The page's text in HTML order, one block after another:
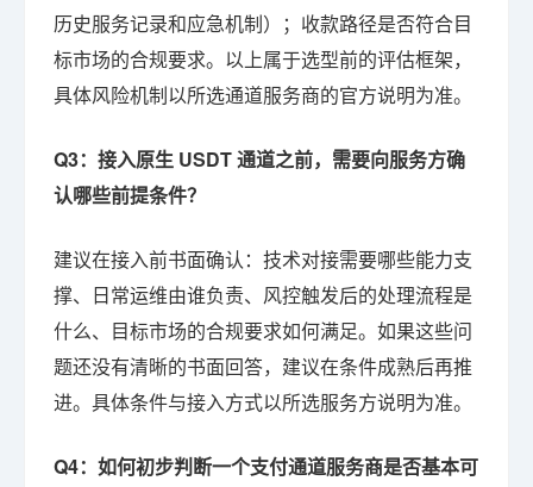
历史服务记录和应急机制）；收款路径是否符合目
标市场的合规要求。以上属于选型前的评估框架，
具体风险机制以所选通道服务商的官方说明为准。
Q3：接入原生 USDT 通道之前，需要向服务方确
认哪些前提条件？
建议在接入前书面确认：技术对接需要哪些能力支
撑、日常运维由谁负责、风控触发后的处理流程是
什么、目标市场的合规要求如何满足。如果这些问
题还没有清晰的书面回答，建议在条件成熟后再推
进。具体条件与接入方式以所选服务方说明为准。
Q4：如何初步判断一个支付通道服务商是否基本可